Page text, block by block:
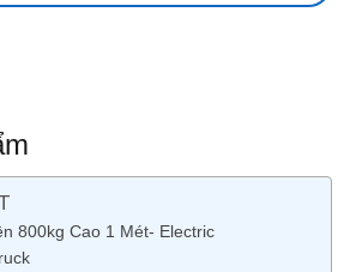
800kg Cao 1 Mét- Electric